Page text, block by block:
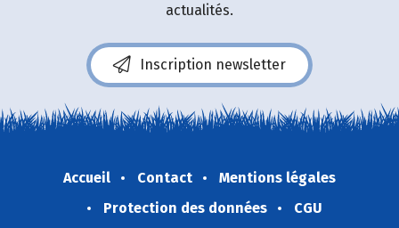
actualités.
Inscription newsletter
Accueil Contact
Mentions légales
Protection des données
CGU